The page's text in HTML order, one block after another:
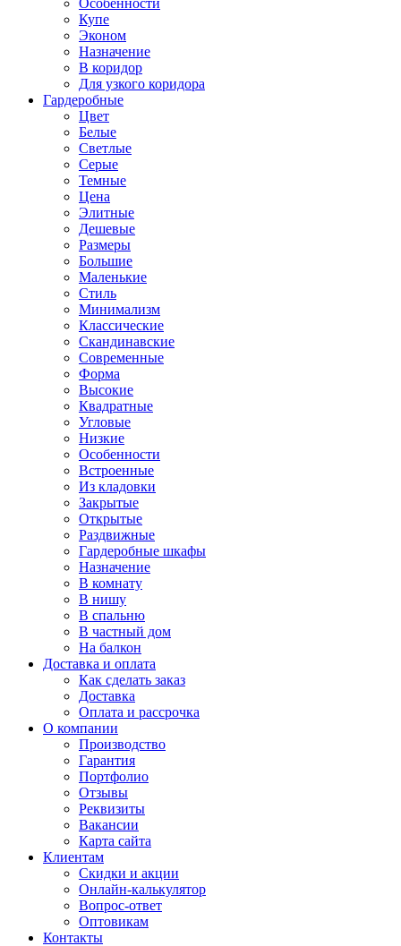
Особенности
Купе
Эконом
Назначение
В коридор
Для узкого коридора
Гардеробные
Цвет
Белые
Светлые
Серые
Темные
Цена
Элитные
Дешевые
Размеры
Большие
Маленькие
Стиль
Минимализм
Классические
Скандинавские
Современные
Форма
Высокие
Квадратные
Угловые
Низкие
Особенности
Встроенные
Из кладовки
Закрытые
Открытые
Раздвижные
Гардеробные шкафы
Назначение
В комнату
В нишу
В спальню
В частный дом
На балкон
Доставка и оплата
Как сделать заказ
Доставка
Оплата и рассрочка
О компании
Производство
Гарантия
Портфолио
Отзывы
Реквизиты
Вакансии
Карта сайта
Клиентам
Скидки и акции
Онлайн-калькулятор
Вопрос-ответ
Оптовикам
Контакты